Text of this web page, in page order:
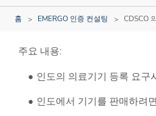
홈 EMERGO 인증 컨설팅 CDSCO
주요 내용:
인도의 의료기기 등록 요구
인도에서 기기를 판매하려